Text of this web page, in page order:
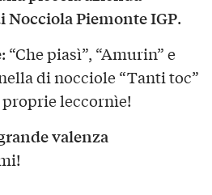
Piemonte IGP.
: “Che piasì”, “Amurin” e
di nocciole “Tanti toc”
proprie leccornìe!
valenza